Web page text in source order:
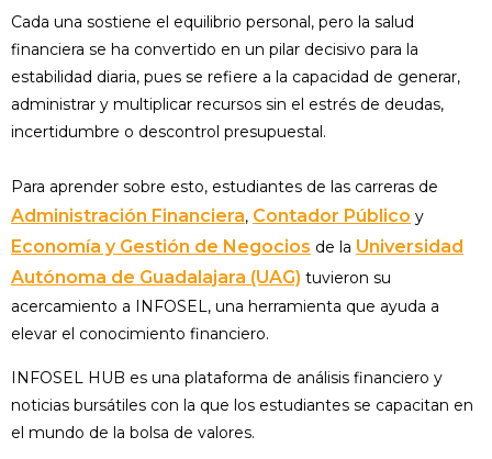
Cada una sostiene el equilibrio personal, pero la salud
financiera se ha convertido en un pilar decisivo para la
estabilidad diaria, pues se refiere a la capacidad de generar,
administrar y multiplicar recursos sin el estrés de deudas,
incertidumbre o descontrol presupuestal.
Para aprender sobre esto, estudiantes de las carreras de
Administración Financiera, Contador Público y
Economía y Gestión de Negocios de la Universidad
Autónoma de Guadalajara (UAG) tuvieron su
acercamiento a INFOSEL, una herramienta que ayuda a
elevar el conocimiento financiero.
INFOSEL HUB es una plataforma de análisis financiero y
noticias bursátiles con la que los estudiantes se capacitan en
el mundo de la bolsa de valores.